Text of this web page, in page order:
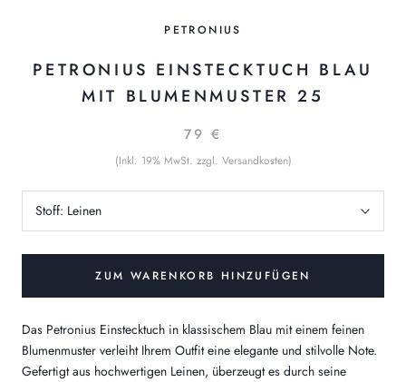
PETRONIUS
PETRONIUS EINSTECKTUCH BLAU
MIT BLUMENMUSTER 25
79 €
(Inkl. 19% MwSt. zzgl. Versandkosten)
Stoff: Leinen
ZUM WARENKORB HINZUFÜGEN
Das Petronius Einstecktuch in klassischem Blau mit einem feinen
Blumenmuster verleiht Ihrem Outfit eine elegante und stilvolle Note.
Gefertigt aus hochwertigen Leinen, überzeugt es durch seine